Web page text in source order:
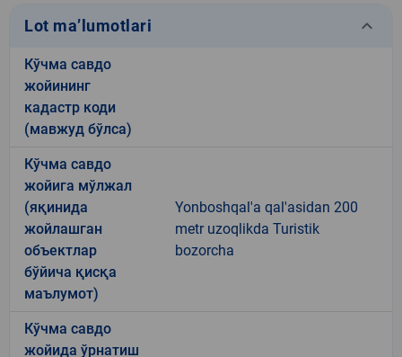
Lot ma’lumotlari keyboard_arrow_down
Кўчма савдо
жойининг
кадастр коди
(мавжуд бўлса)
Кўчма савдо
жойига мўлжал
(яқинида
жойлашган
объектлар
бўйича қисқа
маълумот)
Yonboshqal'a qal'asidan 200
metr uzoqlikda Turistik
bozorcha
Кўчма савдо
жойида ўрнатиш